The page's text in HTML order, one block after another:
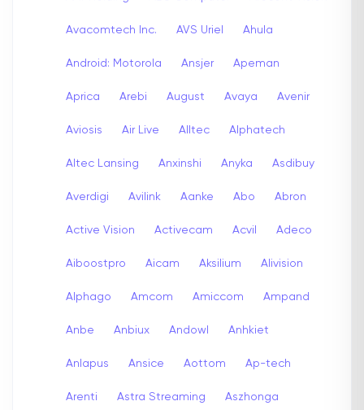
Avacomtech Inc. AVS Uriel Ahula
Android: Motorola Ansjer Apeman
Aprica Arebi August Avaya Avenir
Aviosis Air Live Alltec Alphatech
Altec Lansing Anxinshi Anyka Asdibuy
Averdigi Avilink Aanke Abo Abron
Active Vision Activecam Acvil Adeco
Aiboostpro Aicam Aksilium Alivision
Alphago Amcom Amiccom Ampand
Anbe Anbiux Andowl Anhkiet
Anlapus Ansice Aottom Ap-tech
Arenti Astra Streaming Aszhonga